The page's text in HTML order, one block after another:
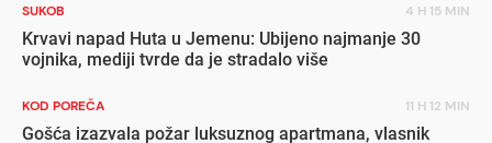
SUKOB 4 H 15 MIN
Krvavi napad Huta u Jemenu: Ubijeno najmanje 30
vojnika, mediji tvrde da je stradalo više
KOD POREČA 11 H 12 MIN
Gošća izazvala požar luksuznog apartmana, vlasnik